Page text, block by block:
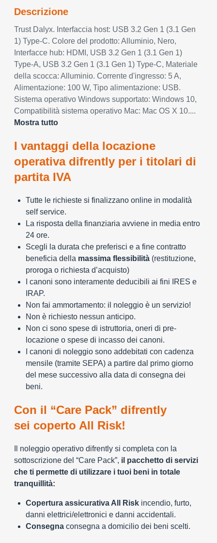
Descrizione
Trust Dalyx. Interfaccia host: USB 3.2 Gen 1 (3.1 Gen
1) Type-C. Colore del prodotto: Alluminio, Nero,
Interfacce hub: HDMI, USB 3.2 Gen 1 (3.1 Gen 1)
Type-A, USB 3.2 Gen 1 (3.1 Gen 1) Type-C, Materiale
della scocca: Alluminio. Corrente d'ingresso: 5 A,
Alimentazione: 100 W, Tipo alimentazione: USB.
Sistema operativo Windows supportato: Windows 10,
Compatibilità sistema operativo Mac: Mac OS X 10....
Mostra tutto
I vantaggi della locazione
operativa difrently per i titolari di
partita IVA
Tutte le richieste si finalizzano online in modalità
self service.
La risposta della finanziaria avviene in media entro
24 ore.
Scegli la durata che preferisci e a fine contratto
beneficia della massima flessibilità (restituzione,
proroga o richiesta d’acquisto)
I canoni sono interamente deducibili ai fini IRES e
IRAP.
Non fai ammortamento: il noleggio è un servizio!
Non è richiesto nessun anticipo.
Non ci sono spese di istruttoria, oneri di pre-
locazione o spese di incasso dei canoni.
I canoni di noleggio sono addebitati con cadenza
mensile (tramite SEPA) a partire dal primo giorno
del mese successivo alla data di consegna dei
beni.
Con il “Care Pack” difrently
sei coperto All Risk!
Il noleggio operativo difrently si completa con la
sottoscrizione del “Care Pack”, il pacchetto di servizi
che ti permette di utilizzare i tuoi beni in totale
tranquillità:
Copertura assicurativa All Risk incendio, furto,
danni elettrici/elettronici e danni accidentali.
Consegna consegna a domicilio dei beni scelti.